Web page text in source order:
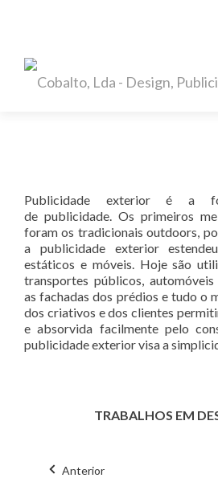
Publicidade exterior é a
de publicidade. Os primeiros
foram os tradicionais outdoors,
a publicidade exterior
estáticos e móveis. Hoje são
transportes públicos,
as fachadas dos prédios e tudo o
dos criativos e dos clientes
e absorvida facilmente pelo
publicidade exterior visa a
TRABALHOS EM
Anterior